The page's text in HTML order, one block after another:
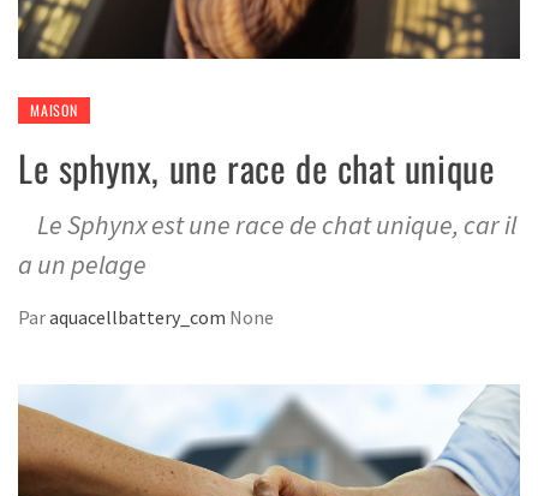
MAISON
Le sphynx, une race de chat unique
Le Sphynx est une race de chat unique, car il
a un pelage
Paraquacellbattery_com None